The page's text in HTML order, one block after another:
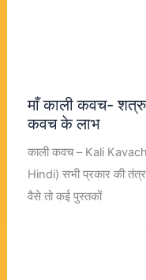
माँ काली कवच-
कवच के लाभ
काली कवच – Kali
Hindi) सभी प्रकार की तंत्र
वैसे तो कई पुस्तकों